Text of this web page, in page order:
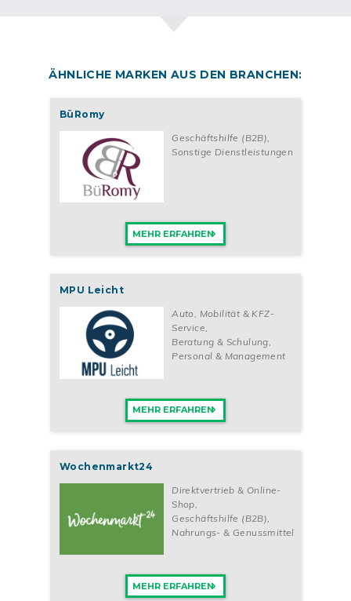
ÄHNLICHE MARKEN AUS DEN BRANCHEN:
BüRomy
Geschäftshilfe (B2B)
Sonstige Dienstleistungen
MEHR ERFAHREN
MPU Leicht
Auto, Mobilität & KFZ-
Service,
Beratung & Schulung,
Personal & Management
MEHR ERFAHREN
Wochenmarkt24
Direktvertrieb & Online-
Shop
Geschäftshilfe (B2B)
Nahrungs- & Genussmittel
MEHR ERFAHREN